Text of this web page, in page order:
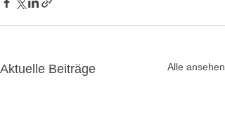
Aktuelle Beiträge Alle ansehen